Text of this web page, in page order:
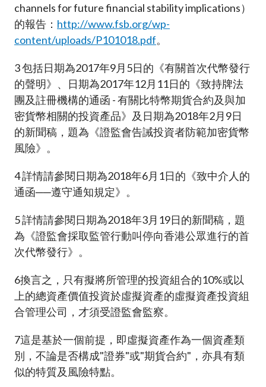
channels for future financial stability implications）
的報告： http://www.fsb.org/wp-
content/uploads/P101018.pdf。
3包括日期為2017年9月5日的《有關首次代幣發行
的聲明》、日期為2017年12月11日的《致持牌法
團及註冊機構的通函 - 有關比特幣期貨合約及與加
密貨幣相關的投資產品》及日期為2018年2月9日
的新聞稿，題為《證監會告誡投資者防範加密貨幣
風險》。
4詳情請參閱日期為2018年6月1日的《致中介人的
通函──遵守通知規定》。
5詳情請參閱日期為2018年3月19日的新聞稿，題
為《證監會採取監管行動叫停向香港公眾進行的首
次代幣發行》。
6換言之，只有擬將所管理的投資組合的10%或以
上的總資產價值投資於虛擬資產的虛擬資產投資組
合管理公司，才須受證監會監察。
7這是基於一個前提，即虛擬資產作為一個資產類
別，不論是否構成"證券"或"期貨合約"，亦具有類
似的特質及風險特點。